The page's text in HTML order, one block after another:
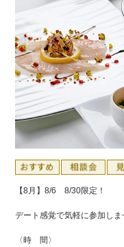
【8月】8/6 8/30限定！
デート感覚で気軽に参加しま
〈時 間〉